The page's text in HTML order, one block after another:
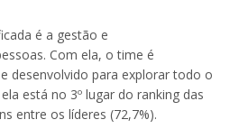
é a gestão e
Com ela, o time é
desenvolvido para explorar todo o
está no 3º lugar do ranking das
entre os líderes (72,7%).